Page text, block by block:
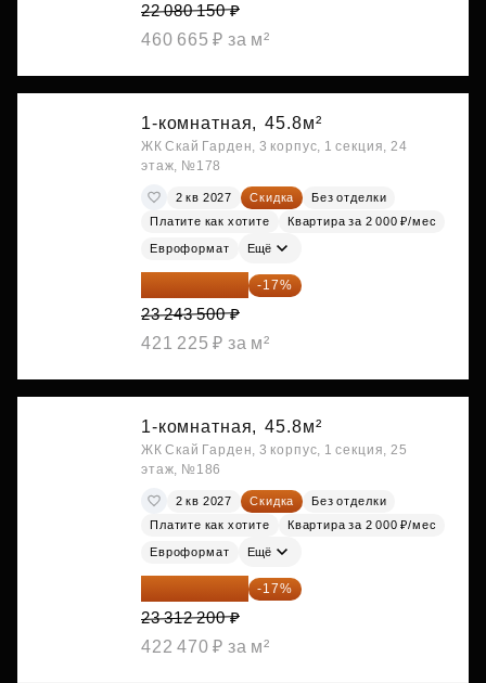
22 080 150 ₽
460 665 ₽ за м²
1-комнатная, 45.8м²
ЖК Скай Гарден, 3 корпус, 1 секция, 24
этаж, №178
2 кв 2027 Скидка
Без отделки
Платите как хотите
Квартира за 2 000 ₽/мес
Евроформат Ещё
19 292 105 ₽ -17%
23 243 500 ₽
421 225 ₽ за м²
1-комнатная, 45.8м²
ЖК Скай Гарден, 3 корпус, 1 секция, 25
этаж, №186
2 кв 2027 Скидка
Без отделки
Платите как хотите
Квартира за 2 000 ₽/мес
Евроформат Ещё
19 349 126 ₽ -17%
23 312 200 ₽
422 470 ₽ за м²